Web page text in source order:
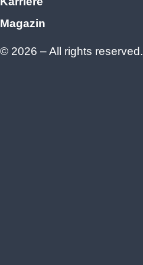
Magazin
© 2026 – All rights reserved.